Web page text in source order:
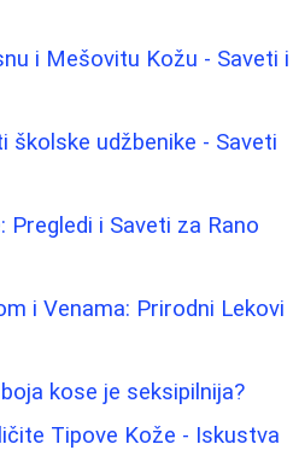
i Mešovitu Kožu - Saveti i
školske udžbenike - Saveti
Pregledi i Saveti za Rano
i Venama: Prirodni Lekovi
kose je seksipilnija?
Tipove Kože - Iskustva